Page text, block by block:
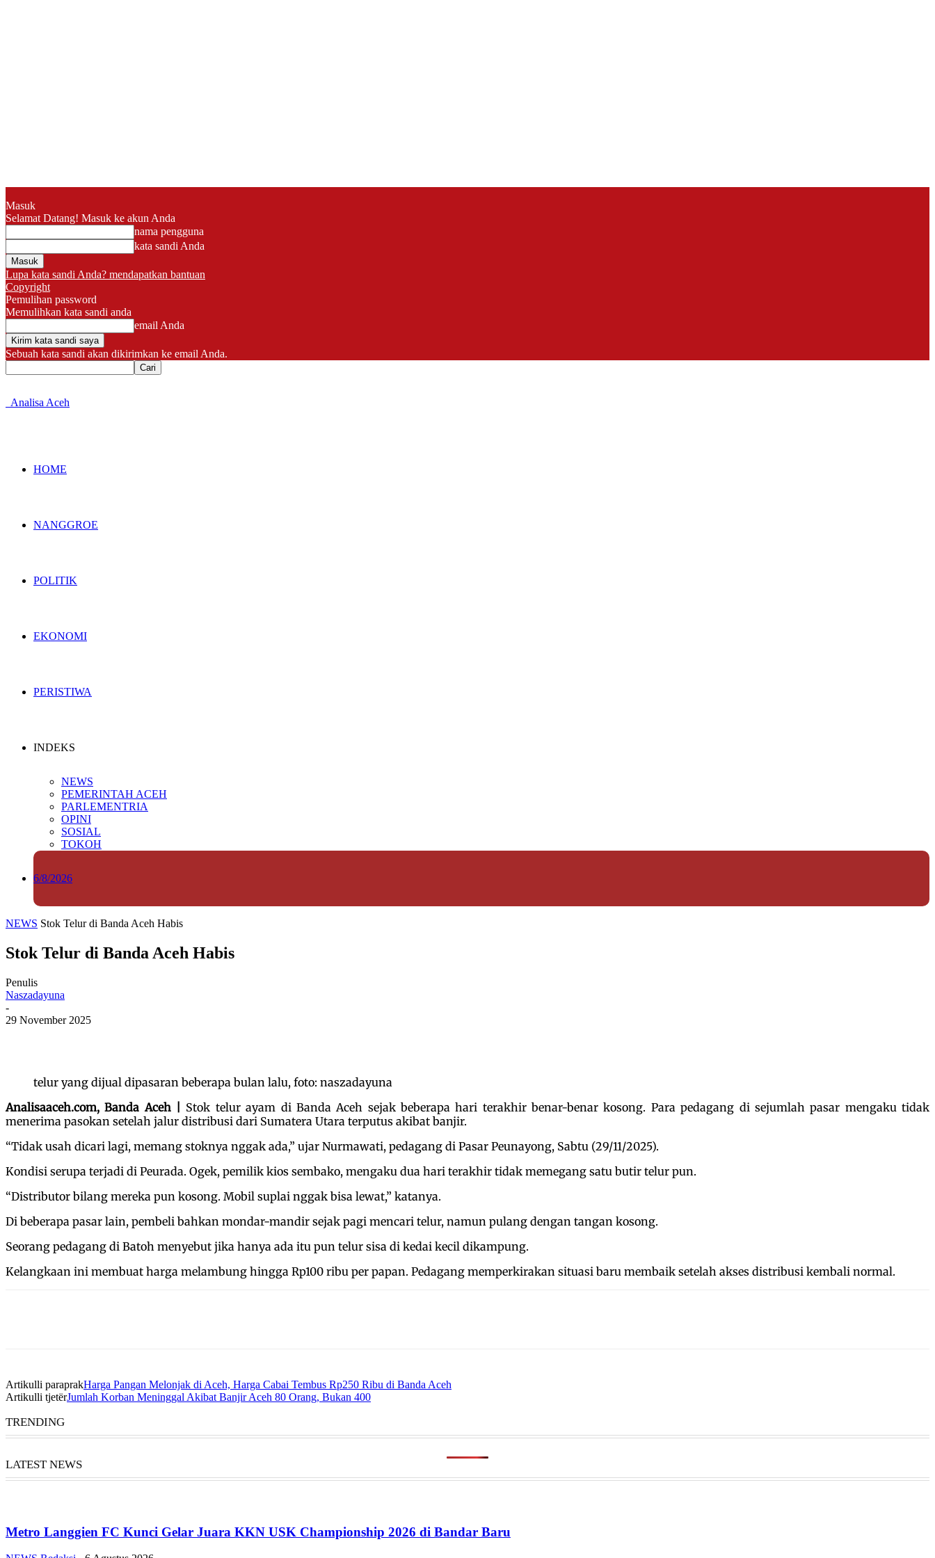
Masuk
Selamat Datang! Masuk ke akun Anda
nama pengguna
kata sandi Anda
Lupa kata sandi Anda? mendapatkan bantuan
Copyright
Pemulihan password
Memulihkan kata sandi anda
email Anda
Sebuah kata sandi akan dikirimkan ke email Anda.
Analisa Aceh
HOME
NANGGROE
POLITIK
EKONOMI
PERISTIWA
INDEKS
NEWS
PEMERINTAH ACEH
PARLEMENTRIA
OPINI
SOSIAL
TOKOH
6/8/2026
NEWS Stok Telur di Banda Aceh Habis
Stok Telur di Banda Aceh Habis
Penulis
Naszadayuna
-
29 November 2025
telur yang dijual dipasaran beberapa bulan lalu, foto: naszadayuna
Analisaaceh.com, Banda Aceh |
Stok telur ayam di Banda Aceh sejak beberapa hari terakhir benar-benar kosong. Para pedagang di sejumlah pasar mengaku tidak
menerima pasokan setelah jalur distribusi dari Sumatera Utara terputus akibat banjir.
“Tidak usah dicari lagi, memang stoknya nggak ada,” ujar Nurmawati, pedagang di Pasar Peunayong, Sabtu (29/11/2025).
Kondisi serupa terjadi di Peurada. Ogek, pemilik kios sembako, mengaku dua hari terakhir tidak memegang satu butir telur pun.
“Distributor bilang mereka pun kosong. Mobil suplai nggak bisa lewat,” katanya.
Di beberapa pasar lain, pembeli bahkan mondar-mandir sejak pagi mencari telur, namun pulang dengan tangan kosong.
Seorang pedagang di Batoh menyebut jika hanya ada itu pun telur sisa di kedai kecil dikampung.
Kelangkaan ini membuat harga melambung hingga Rp100 ribu per papan. Pedagang memperkirakan situasi baru membaik setelah akses distribusi kembali normal.
Artikulli paraprakHarga Pangan Melonjak di Aceh, Harga Cabai Tembus Rp250 Ribu di Banda Aceh
Artikulli tjetërJumlah Korban Meninggal Akibat Banjir Aceh 80 Orang, Bukan 400
TRENDING
LATEST NEWS
Metro Langgien FC Kunci Gelar Juara KKN USK Championship 2026 di Bandar Baru